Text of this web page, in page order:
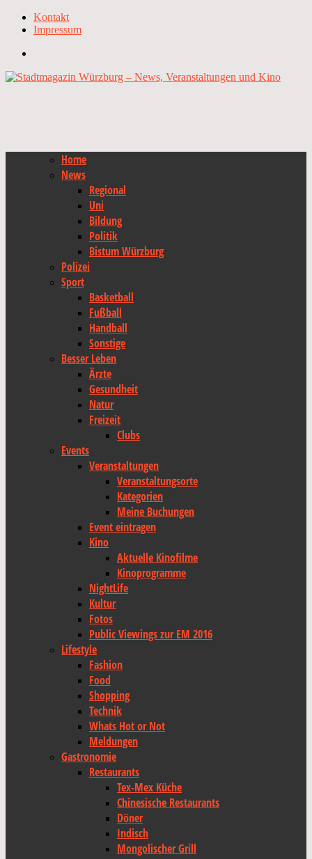
Kontakt
Impressum
Home
News
Regional
Uni
Bildung
Politik
Bistum Würzburg
Polizei
Sport
Basketball
Fußball
Handball
Sonstige
Besser Leben
Ärzte
Gesundheit
Natur
Freizeit
Clubs
Events
Veranstaltungen
Veranstaltungsorte
Kategorien
Meine Buchungen
Event eintragen
Kino
Aktuelle Kinofilme
Kinoprogramme
NightLife
Kultur
Fotos
Public Viewings zur EM 2016
Lifestyle
Fashion
Food
Shopping
Technik
Whats Hot or Not
Meldungen
Gastronomie
Restaurants
Tex-Mex Küche
Chinesische Restaurants
Döner
Indisch
Mongolischer Grill